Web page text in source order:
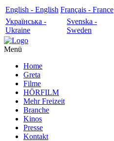
English - English Français - France
Українська -
Ukraine
Svenska -
Sweden
Menü
Home
Greta
Filme
HÖRFILM
Mehr Freizeit
Branche
Kinos
Presse
Kontakt